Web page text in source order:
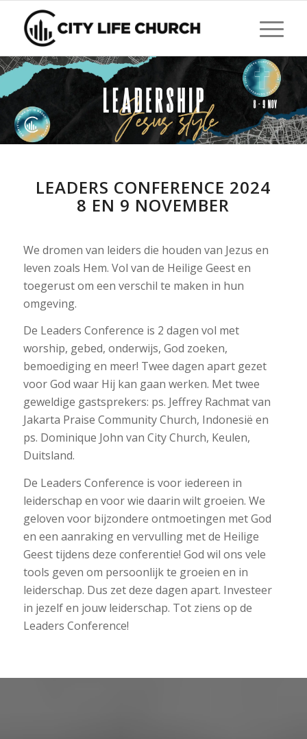
LEADERS CONFERENCE 2024
8 EN 9 NOVEMBER
We dromen van leiders die houden van Jezus en
leven zoals Hem. Vol van de Heilige Geest en
toegerust om een verschil te maken in hun
omgeving.
De Leaders Conference is 2 dagen vol met
worship, gebed, onderwijs, God zoeken,
bemoediging en meer! Twee dagen apart gezet
voor God waar Hij kan gaan werken. Met twee
geweldige gastsprekers: ps. Jeffrey Rachmat van
Jakarta Praise Community Church, Indonesië en
ps. Dominique John van City Church, Keulen,
Duitsland.
De Leaders Conference is voor iedereen in
leiderschap en voor wie daarin wilt groeien. We
geloven voor bijzondere ontmoetingen met God
en een aanraking en vervulling met de Heilige
Geest tijdens deze conferentie! God wil ons vele
tools geven om persoonlijk te groeien en in
leiderschap. Dus zet deze dagen apart. Investeer
in jezelf en jouw leiderschap. Tot ziens op de
Leaders Conference!